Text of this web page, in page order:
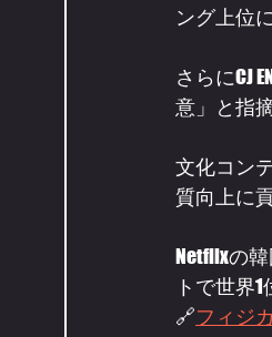
ング上位
さらにCJ
意」と指
文化コン
質向上に
Netflixの
トで世界
🔗フィジ